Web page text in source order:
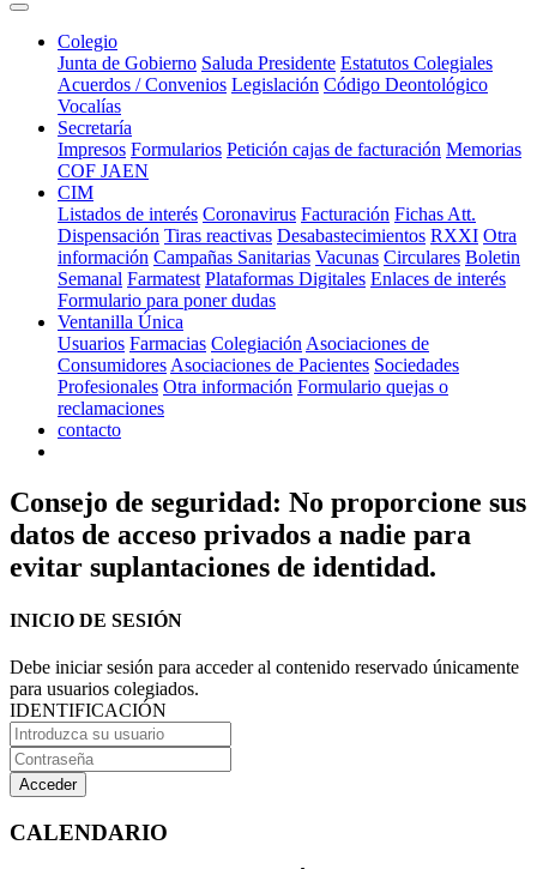
Colegio
Junta de Gobierno Saluda Presidente Estatutos Colegiales
Acuerdos / Convenios Legislación Código Deontológico
Vocalías
Secretaría
Impresos Formularios Petición cajas de facturación Memorias
COF JAEN
CIM
Listados de interés Coronavirus Facturación Fichas Att.
Dispensación Tiras reactivas Desabastecimientos RXXI Otra
información Campañas Sanitarias Vacunas Circulares Boletin
Semanal Farmatest Plataformas Digitales Enlaces de interés
Formulario para poner dudas
Ventanilla Única
Usuarios Farmacias Colegiación Asociaciones de
Consumidores Asociaciones de Pacientes Sociedades
Profesionales Otra información Formulario quejas o
reclamaciones
contacto
Consejo de seguridad: No proporcione sus
datos de acceso privados a nadie para
evitar suplantaciones de identidad.
INICIO DE SESIÓN
Debe iniciar sesión para acceder al contenido reservado únicamente
para usuarios colegiados.
IDENTIFICACIÓN
Acceder
CALENDARIO